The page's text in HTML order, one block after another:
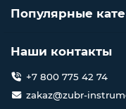
Популярные
Наши контакты
+7 800 775 42 74
zakaz@zubr-